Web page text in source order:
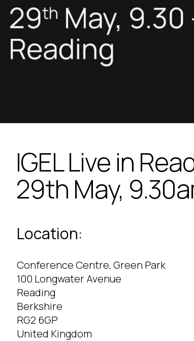
IGEL Live in
29th May,
Location:
Conference Centre, Green Park
100 Longwater Avenue
Reading
Berkshire
RG2 6GP
United Kingdom